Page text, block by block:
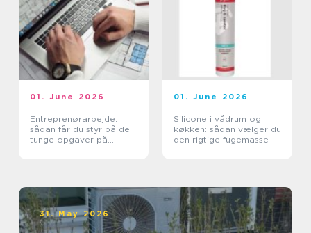
01. June 2026
Entreprenørarbejde:
sådan får du styr på de
tunge opgaver på
01. June 2026
Silicone i vådrum og
køkken: sådan vælger du
den rigtige fugemasse
31. May 2026